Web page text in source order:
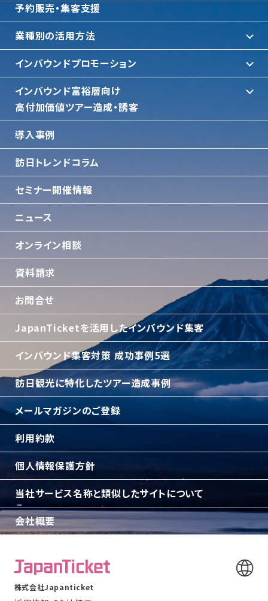
予約販売・集客支援
業種別の活用方法
インバウンドプロモーション
インバウンド富裕層向け
⾼付加価値ツアー造成・誘客
導入事例
訪日トレンドコラム
セミナー開催情報
ニュース
オンライン相談
資料請求
お問合せ
JapanTicketを活用したインバウンド集客
インバウンド集客対策 成功事例5選
訪日観光に特化したツアー造成事例
メールマガジンのご登録
利用約款
個人情報保護方針
当社サービス名称と類似したサイトについて
会社概要
株式会社Japanticket